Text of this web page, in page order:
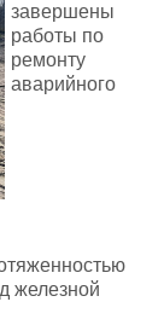
завершены
работы по
ремонту
аварийного
железной